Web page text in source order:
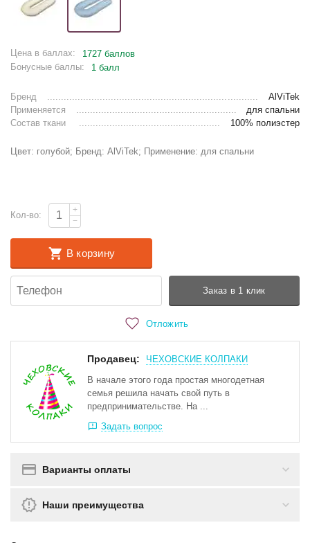
Цена в баллах:
1727 баллов
Бонусные баллы:
1 балл
Бренд
AlViTek
Применяется
для спальни
Состав ткани
100% полиэстер
Цвет: голубой; Бренд: AlViTek; Применение: для спальни
Кол-во:
+
−
В корзину
Заказ в 1 клик
Отложить
Продавец:
ЧЕХОВСКИЕ КОЛПАКИ
В начале этого года простая многодетная
семья решила начать свой путь в
предпринимательстве. На ...
Задать вопрос
Варианты оплаты
Наши преимущества